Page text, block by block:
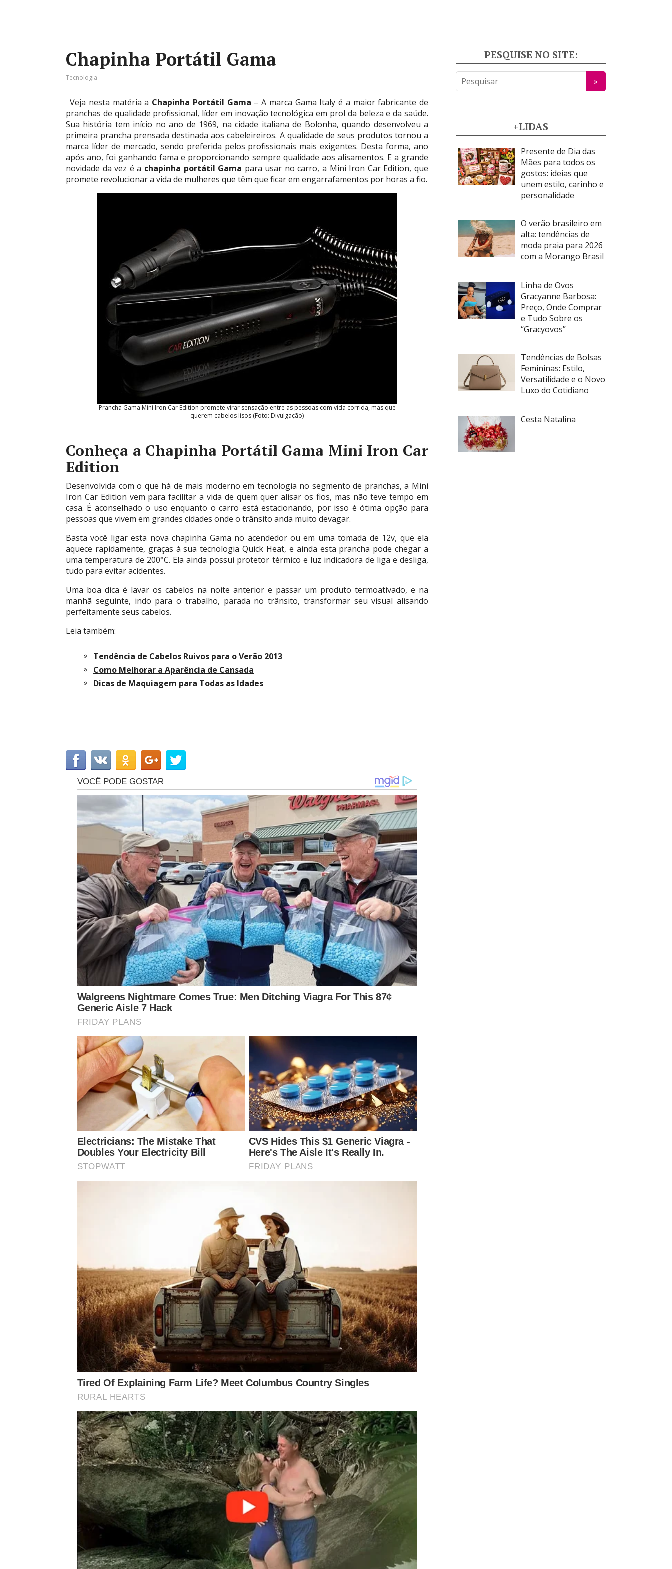
Chapinha Portátil Gama
Tecnologia
Veja nesta matéria a Chapinha Portátil Gama – A marca Gama Italy é a maior fabricante de
pranchas de qualidade profissional, líder em inovação tecnológica em prol da beleza e da saúde.
Sua história tem início no ano de 1969, na cidade italiana de Bolonha, quando desenvolveu a
primeira prancha prensada destinada aos cabeleireiros. A qualidade de seus produtos tornou a
marca líder de mercado, sendo preferida pelos profissionais mais exigentes. Desta forma, ano
após ano, foi ganhando fama e proporcionando sempre qualidade aos alisamentos. E a grande
novidade da vez é a chapinha portátil Gama para usar no carro, a Mini Iron Car Edition, que
promete revolucionar a vida de mulheres que têm que ficar em engarrafamentos por horas a fio.
Prancha Gama Mini Iron Car Edition promete virar sensação entre as pessoas com vida corrida, mas que
querem cabelos lisos (Foto: Divulgação)
Conheça a Chapinha Portátil Gama Mini Iron Car
Edition
Desenvolvida com o que há de mais moderno em tecnologia no segmento de pranchas, a Mini
Iron Car Edition vem para facilitar a vida de quem quer alisar os fios, mas não teve tempo em
casa. É aconselhado o uso enquanto o carro está estacionando, por isso é ótima opção para
pessoas que vivem em grandes cidades onde o trânsito anda muito devagar.
Basta você ligar esta nova chapinha Gama no acendedor ou em uma tomada de 12v, que ela
aquece rapidamente, graças à sua tecnologia Quick Heat, e ainda esta prancha pode chegar a
uma temperatura de 200°C. Ela ainda possui protetor térmico e luz indicadora de liga e desliga,
tudo para evitar acidentes.
Uma boa dica é lavar os cabelos na noite anterior e passar um produto termoativado, e na
manhã seguinte, indo para o trabalho, parada no trânsito, transformar seu visual alisando
perfeitamente seus cabelos.
Leia também:
Tendência de Cabelos Ruivos para o Verão 2013
Como Melhorar a Aparência de Cansada
Dicas de Maquiagem para Todas as Idades
PESQUISE NO SITE:
+LIDAS
Presente de Dia das
Mães para todos os
gostos: ideias que
unem estilo, carinho e
personalidade
O verão brasileiro em
alta: tendências de
moda praia para 2026
com a Morango Brasil
Linha de Ovos
Gracyanne Barbosa:
Preço, Onde Comprar
e Tudo Sobre os
“Gracyovos”
Tendências de Bolsas
Femininas: Estilo,
Versatilidade e o Novo
Luxo do Cotidiano
Cesta Natalina